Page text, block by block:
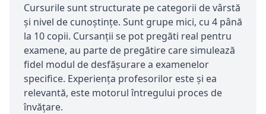
Cursurile sunt structurate pe categorii de vârstă
și nivel de cunoștințe. Sunt grupe mici, cu 4 până
la 10 copii. Cursanții se pot pregăti real pentru
examene, au parte de pregătire care simulează
fidel modul de desfășurare a examenelor
specifice. Experiența profesorilor este și ea
relevantă, este motorul întregului proces de
învățare.